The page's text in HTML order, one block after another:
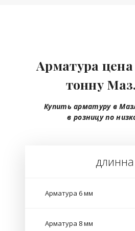
Арматура
тонну
Купить арматуру в
в розницупо
длинна
Арматура 6 мм
Арматура 8 мм